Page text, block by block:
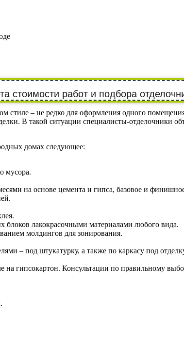
стоимости работ и подбора
стиле – не редко для оформления одного
В такой ситуации специалисты-отделочники
домах следующее:
мусора.
на основе цемента и гипса, базовое и
блоков лакокрасочными материалами любого вида.
молдингов для зонирования.
– под штукатурку, а также по каркасу под
на гипсокартон. Консультации по правильному